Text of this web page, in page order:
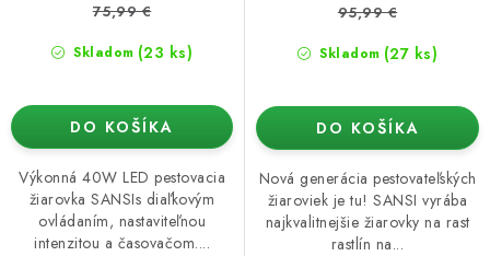
Skladom (23 ks)
75,99 €
DO KOŠÍKA
Výkonná 40W LED pestovacia
žiarovka SANSIs diaľkovým
ovládaním, nastaviteľnou
intenzitou a časovačom....
Skladom (27 ks)
95,99 €
DO KOŠÍKA
Nová generácia pestovateľských
žiaroviek je tu! SANSI vyrába
najkvalitnejšie žiarovky na rast
rastlín na...